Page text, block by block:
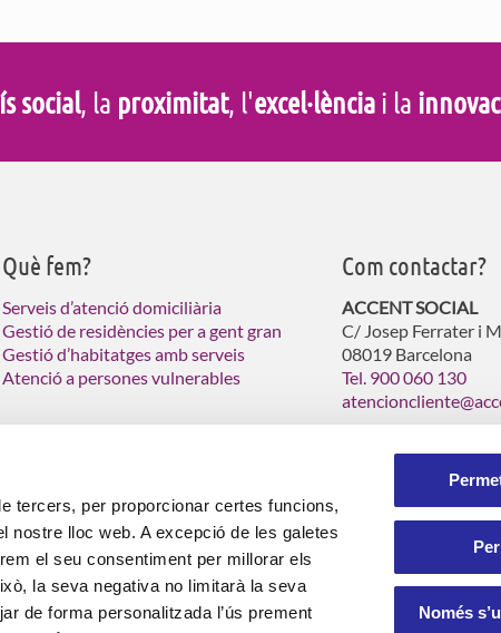
tercers, per proporcionar certes funcions,
lloc web. A excepció de les galetes
el seu consentiment per millorar els
la seva negativa no limitarà la seva
de forma personalitzada l’ús prement
Només
social, la proximitat, l'excel·lènciai la
Què fem?
Serveis d’atenció domiciliària
Gestió de residències per a gent gran
Gestió d’habitatges amb serveis
Atenció a persones vulnerables
Com contactar?
ACCENT SOCIAL
C/ Josep Ferrater i
08019 Barcelona
Tel. 900 060 130
amb necessitats especials. Serveis d'assistència domiciliària i
Pla d’Igualtat Declaració d’Igualtat i Resp.Social